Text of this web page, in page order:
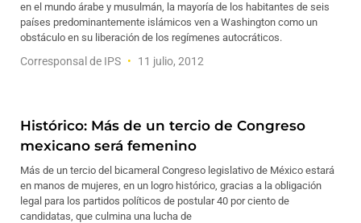
en el mundo árabe y musulmán, la mayoría de los habitantes de seis
países predominantemente islámicos ven a Washington como un
obstáculo en su liberación de los regímenes autocráticos.
Corresponsal de IPS 11 julio, 2012
Histórico: Más de un tercio de Congreso
mexicano será femenino
Más de un tercio del bicameral Congreso legislativo de México estará
en manos de mujeres, en un logro histórico, gracias a la obligación
legal para los partidos políticos de postular 40 por ciento de
candidatas, que culmina una lucha de